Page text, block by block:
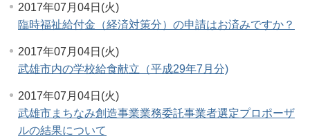
2017年07月04日(火)
臨時福祉給付金（経済対策分）の申請はお済みですか？
2017年07月04日(火)
武雄市内の学校給食献立（平成29年7月分)
2017年07月04日(火)
武雄市まちなみ創造事業業務委託事業者選定プロポーザ
ルの結果について